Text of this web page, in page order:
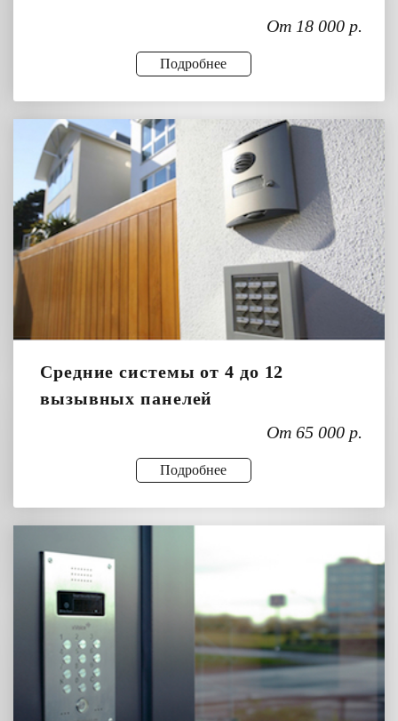
От 18 000 р.
Подробнее
Средние системы от 4 до 12
вызывных панелей
От 65 000 р.
Подробнее